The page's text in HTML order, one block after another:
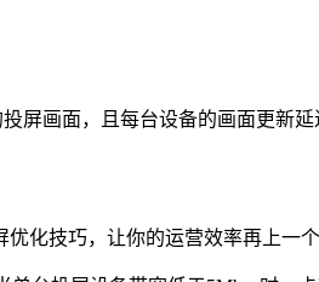
屏画面，且每台设备的画面更新
化技巧，让你的运营效率再上一